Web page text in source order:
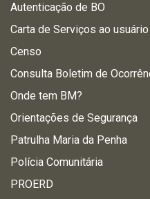
Autenticação de BO
Carta de Serviços ao usuário
Censo
Consulta Boletim de
Onde tem BM?
Orientações de Segurança
Patrulha Maria da Penha
Polícia Comunitária
PROERD